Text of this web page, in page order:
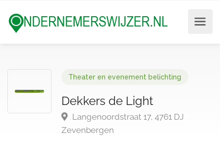
Theater en evenement belichting
Dekkers de Light
Langenoordstraat 17, 4761 DJ
Zevenbergen